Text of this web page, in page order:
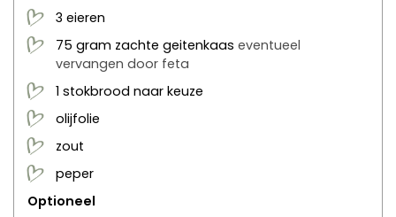
3 eieren
75 gram zachte geitenkaas eventueel
vervangen door feta
1 stokbrood naar keuze
olijfolie
zout
peper
Optioneel